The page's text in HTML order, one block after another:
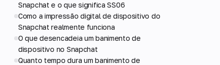
Snapchat e o que significa SS06
Como a impressão digital de dispositivo do
Snapchat realmente funciona
O que desencadeia um banimento de
dispositivo no Snapchat
Quanto tempo dura um banimento de